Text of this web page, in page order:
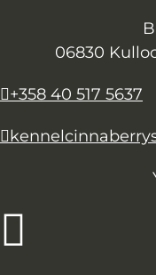
06830
+358 40 517 5637